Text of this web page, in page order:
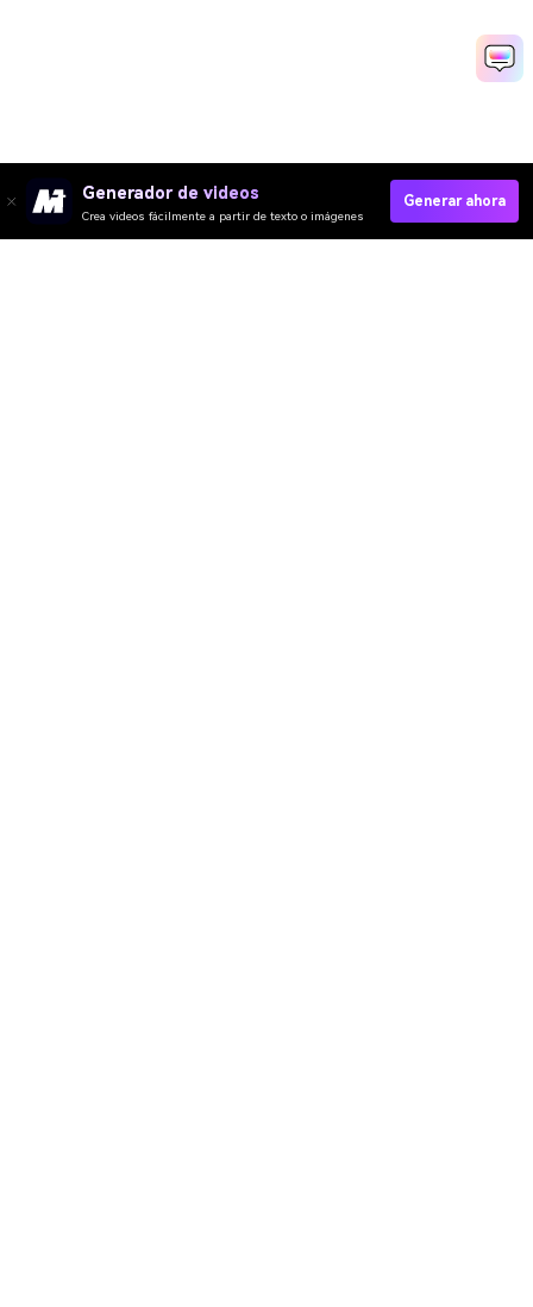
Generador de videos
Crea videos fácilmente a partir de texto o imágenes
Generar ahora